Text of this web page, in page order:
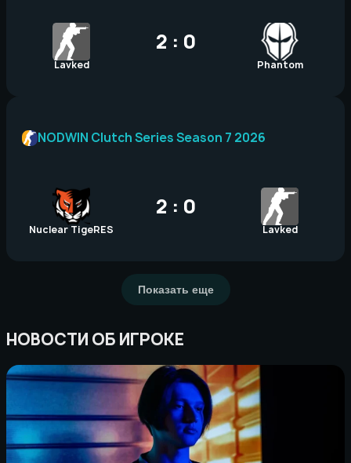
Lavked
2 : 0
Phantom
Nuclear TigeRES
2 : 0
Lavked
NODWIN Clutch Series Season 7 2026
Показать еще
НОВОСТИ ОБ ИГРОКЕ